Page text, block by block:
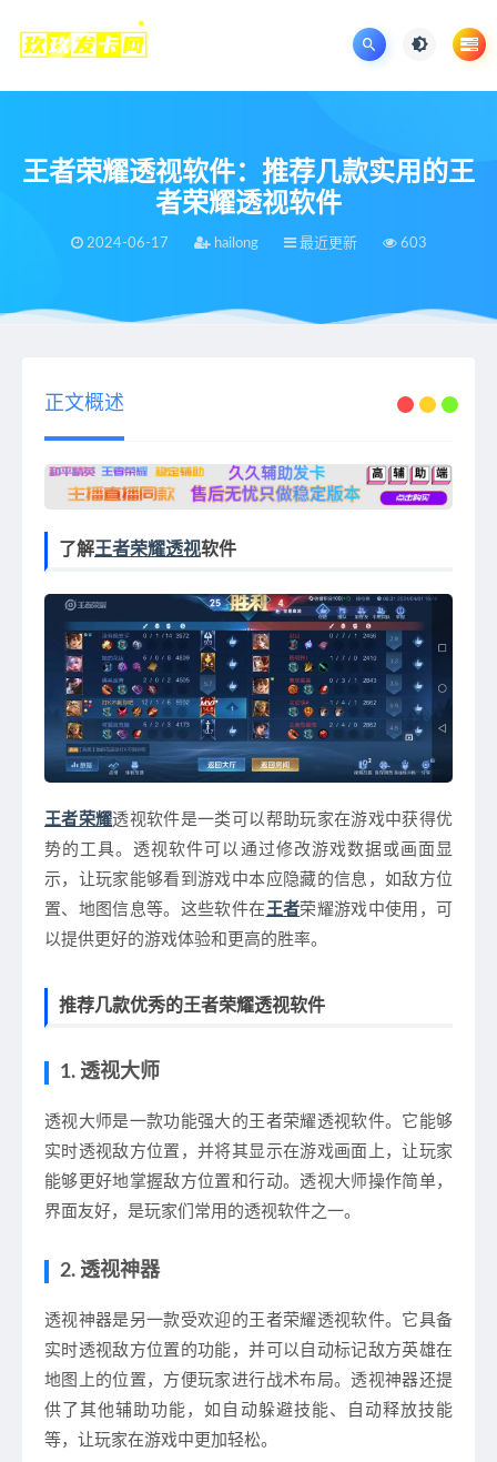
王者荣耀透视软件：推荐几款实用的王
者荣耀透视软件
2024-06-17 hailong 最近更新 603
正文概述
了解王者荣耀透视软件
王者荣耀透视软件是一类可以帮助玩家在游戏中获得优
势的工具。透视软件可以通过修改游戏数据或画面显
示，让玩家能够看到游戏中本应隐藏的信息，如敌方位
置、地图信息等。这些软件在 王者荣耀游戏中使用，可
以提供更好的游戏体验和更高的胜率。
推荐几款优秀的王者荣耀透视软件
1. 透视大师
透视大师是一款功能强大的王者荣耀透视软件。它能够
实时透视敌方位置，并将其显示在游戏画面上，让玩家
能够更好地掌握敌方位置和行动。透视大师操作简单，
界面友好，是玩家们常用的透视软件之一。
2. 透视神器
透视神器是另一款受欢迎的王者荣耀透视软件。它具备
实时透视敌方位置的功能，并可以自动标记敌方英雄在
地图上的位置，方便玩家进行战术布局。透视神器还提
供了其他辅助功能，如自动躲避技能、自动释放技能
等，让玩家在游戏中更加轻松。